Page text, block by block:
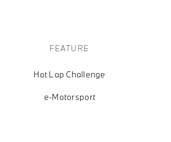
FEATURE
Hot Lap Challenge
e-Motorsport